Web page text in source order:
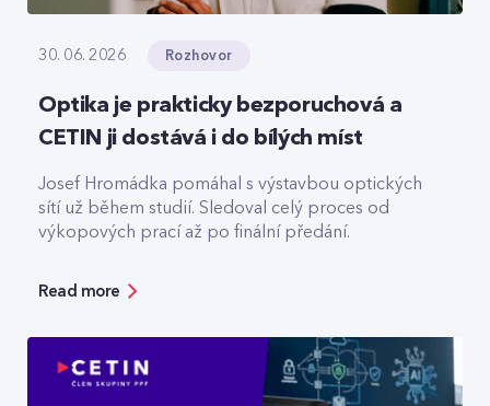
30. 06. 2026 Rozhovor
Optika je prakticky bezporuchová a
CETIN ji dostává i do bílých míst
Josef Hromádka pomáhal s výstavbou optických
sítí už během studií. Sledoval celý proces od
výkopových prací až po finální předání.
Read more